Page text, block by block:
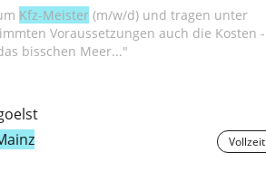
Kfz-Meister (m/w/d) und tragen unter
Voraussetzungen auch die Kosten -
bisschen Meer..."
Vollzeit